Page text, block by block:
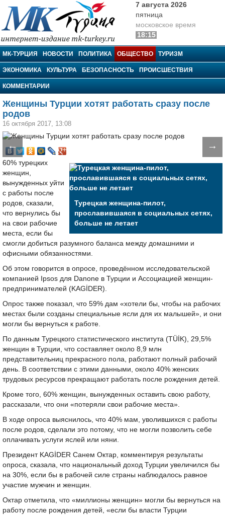
МК-Турция
7 августа 2026
пятница
московское время
18:15
МК-ТУРЦИЯ НОВОСТИ ПОЛИТИКА ОБЩЕСТВО ТУРИЗМ
ЭКОНОМИКА КУЛЬТУРА БЕЗОПАСНОСТЬ ПРОИСШЕСТВИЯ
КОММЕНТАРИИ
Женщины Турции хотят работать сразу после
родов
16 октября 2017, 13:08
← →
Турецкая женщина-пилот,
прославившаяся в социальных сетях,
больше не летает
60% турецких
женщин,
вынужденных уйти
с работы после
родов, сказали,
что вернулись бы
на свои рабочие
места, если бы
смогли добиться разумного баланса между домашними и
офисными обязанностями.
Об этом говорится в опросе, проведённом исследовательской
компанией Ipsos для Danone в Турции и Ассоциацией женщин-
предпринимателей (KAGİDER).
Опрос также показал, что 59% дам «хотели бы, чтобы на рабочих
местах были созданы специальные ясли для их малышей», и они
могли бы вернуться к работе.
По данным Турецкого статистического института (TÜİK), 29,5%
женщин в Турции, что составляет около 8,9 млн
представительниц прекрасного пола, работают полный рабочий
день. В соответствии с этими данными, около 40% женских
трудовых ресурсов прекращают работать после рождения детей.
Кроме того, 60% женщин, вынужденных оставить свою работу,
рассказали, что они «потеряли свои рабочие места».
В ходе опроса выяснилось, что 40% мам, уволившихся с работы
после родов, сделали это потому, что не могли позволить себе
оплачивать услуги яслей или няни.
Президент KAGİDER Санем Октар, комментируя результаты
опроса, сказала, что национальный доход Турции увеличился бы
на 30%, если бы в рабочей силе страны наблюдалось равное
участие мужчин и женщин.
Октар отметила, что «миллионы женщин» могли бы вернуться на
работу после рождения детей, «если бы власти Турции